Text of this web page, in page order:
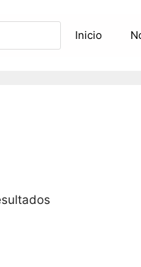
Inicio